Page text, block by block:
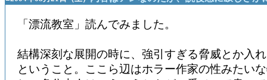
「漂流教室」読んでみました。
結構深刻な展開の時に、強引すぎる脅威とか入
ということ。ここら辺はホラー作家の性みたい